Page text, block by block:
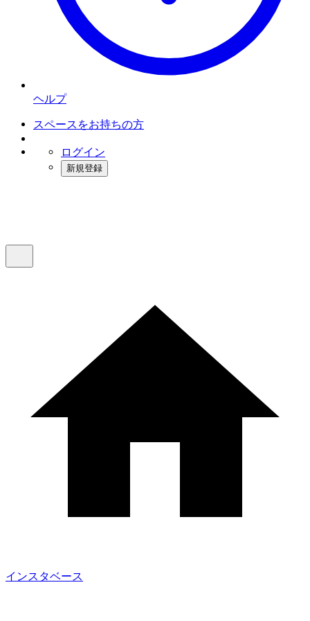
ヘルプ
スペースをお持ちの方
ログイン
新規登録
インスタベース